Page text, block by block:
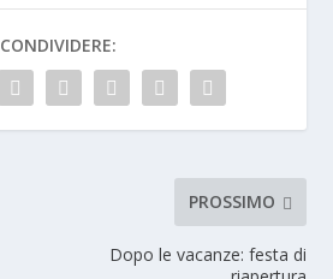
CONDIVIDERE:
PROSSIMO
Dopo le vacanze: festa di